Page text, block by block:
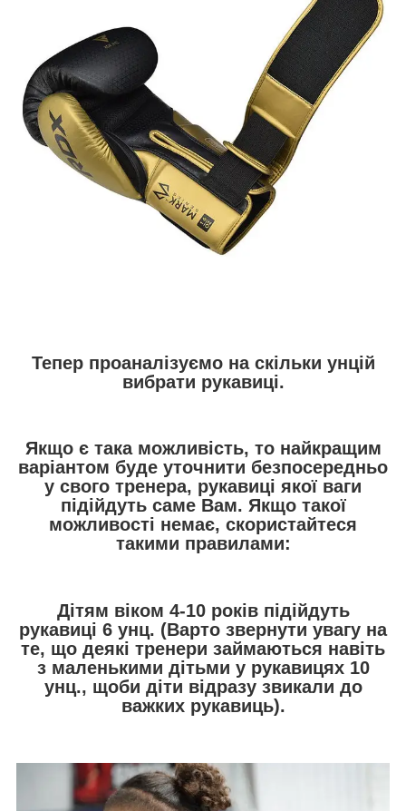
Тепер проаналізуємо на скільки унцій
вибрати рукавиці.
Якщо є така можливість, то найкращим
варіантом буде уточнити безпосередньо
у свого тренера, рукавиці якої ваги
підійдуть саме Вам. Якщо такої
можливості немає, скористайтеся
такими правилами:
Дітям віком 4-10 років підійдуть
рукавиці 6 унц. (Варто звернути увагу на
те, що деякі тренери займаються навіть
з маленькими дітьми у рукавицях 10
унц., щоби діти відразу звикали до
важких рукавиць).